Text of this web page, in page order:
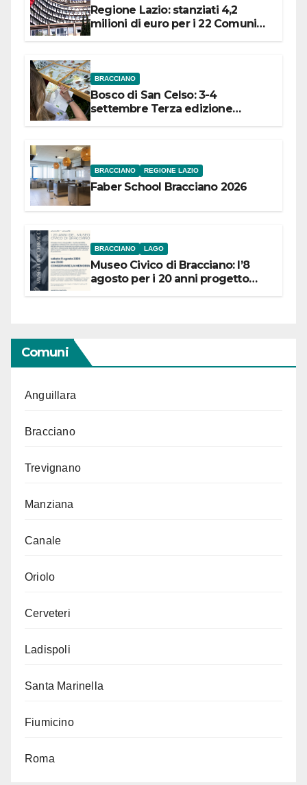
Regione Lazio: stanziati 4,2
milioni di euro per i 22 Comuni
BRACCIANO
Bosco di San Celso: 3-4
settembre Terza edizione
BRACCIANO REGIONE LAZIO
Faber School Bracciano 2026
BRACCIANO LAGO
Museo Civico di Bracciano: l’8
agosto per i 20 anni progetto
Comuni
Anguillara
Bracciano
Trevignano
Manziana
Canale
Oriolo
Cerveteri
Ladispoli
Santa Marinella
Fiumicino
Roma